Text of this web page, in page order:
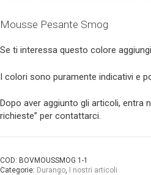
Mousse Pesante Smog
Se ti interessa questo colore
I colori sono puramente indicativi e
Dopo aver aggiunto gli articoli, entra
richieste” per contattarci.
COD: BOVMOUSSMOG 1-1
Categorie: Durango I nostri articoli